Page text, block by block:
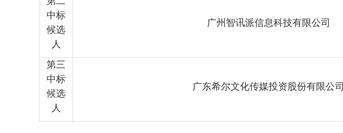
中标
候选
人
广州智讯派信息科技有限公司
第三
中标
候选
人
广东希尔文化传媒投资股份有限公司